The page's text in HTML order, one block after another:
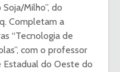
Milho”, do
Completam a
“Tecnologia de
com o professor
Estadual do Oeste do